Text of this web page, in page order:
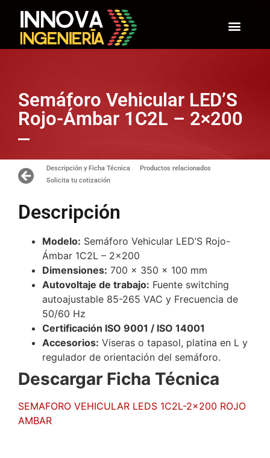
Semáforo Vehicular LED’S
Rojo-Ámbar 1C2L – 2×200
Descripción y Ficha Técnica
Productos relacionados
Solicita tu cotización
Descripción
Modelo: Semáforo Vehicular LED’S Rojo-
Ámbar 1C2L – 2×200
Dimensiones: 700 x 350 x 100 mm
Autovoltaje de trabajo: Fuente switching
autoajustable 85-265 VAC y Frecuencia de
50/60 Hz
Certificación ISO 9001 / ISO 14001
Accesorios: Viseras o tapasol, platina en L y
regulador de orientación del semáforo.
Descargar Ficha Técnica
SEMAFORO VEHICULAR LEDS 1C2L-2×200 ROJO
AMBAR